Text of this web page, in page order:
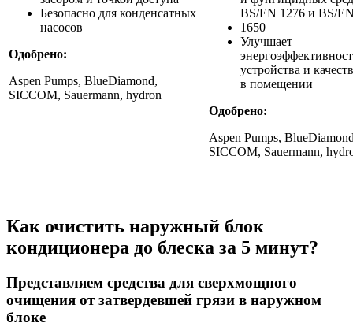
Безопасно для конденсатных
насосов
Одобрено:
Aspen Pumps, BlueDiamond,
SICCOM, Sauermann, hydron
BS/EN 1276 и BS/
1650
Улучшает
устройства и
в помещении
Одобрено:
Aspen Pumps,
SICCOM, Sauermann,
Как очистить наружный блок
кондиционера до блеска за 5 минут?
Представляем средства для сверхмощного
очищения от затвердевшей грязи в наружном
блоке